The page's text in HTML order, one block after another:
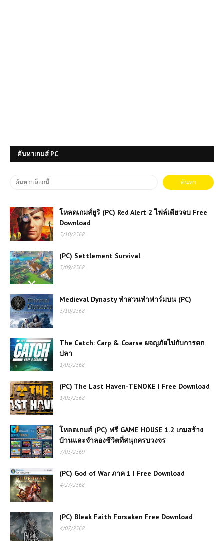
ค้นหาเกมส์ PC
โหลดเกมส์ยูริ (PC) Red Alert 2 ไฟล์เดียวจบ Free
Download
5/10/2568
(PC) Settlement Survival
5/09/2568
Medieval Dynasty ทำสวนทำฟาร์มบน (PC)
5/10/2568
The Catch: Carp & Coarse ผจญภัยไปกับการตก
ปลา
1/05/2568
(PC) The Last Haven-TENOKE | Free Download
1/05/2568
โหลดเกมส์ (PC) ฟรี GAME HOUSE 1.2 เกมสร้าง
บ้านและจำลองชีวิตที่สนุกครบวงจร
7/03/2569
(PC) God of War ภาค 1 | Free Download
4/27/2568
(PC) Bleak Faith Forsaken Free Download
4/07/2568
เล่นเกมส์ออนไลน์ฟรี Tractor Farming
Simulator รีวิวเกม สายเกษตรขวัญใจ
คนเล่นมือถือและพีซี
เล่นเกมส์ออนไลน์ฟรี Rescue
Helicopter ฮีโร่แห่งท้องฟ้า บินช่วยชีวิต
ในทุกสถานการณ์
เกมส์ออนไลน์ฟรี Basketball Slam
Dunk – เกมบาสเกตบอลท้าทายและ
มันส์สุด ๆ
เกมส์ออนไลน์ Fall Brainrots เกม
ปาร์ตี้สุดฮา เล่นฟรี สนุกได้ทุกเวลา
เกมส์ออนไลน์ Archer Hero – ฮีโร่นัก
ธนูพิชิตศัตรูด้วยปลายนิ้ว